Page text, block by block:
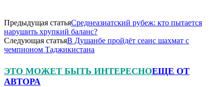
Предыдущая статьяСреднеазиатский рубеж: кто пытается
нарушить хрупкий баланс?
Следующая статьяВ Душанбе пройдёт сеанс шахмат с
чемпионом Таджикистана
ЭТО МОЖЕТ БЫТЬ ИНТЕРЕСНОЕЩЕ ОТ
АВТОРА